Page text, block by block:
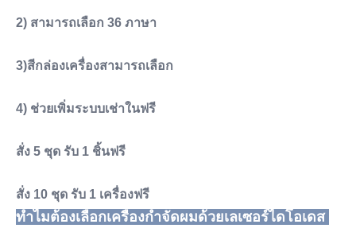
2) สามารถเลือก 36 ภาษา
3)สีกล่องเครื่องสามารถเลือก
4) ช่วยเพิ่มระบบเช่าในฟรี
สั่ง 5 ชุด รับ 1 ชิ้นฟรี
สั่ง 10 ชุด รับ 1 เครื่องฟรี
ทําไมต้องเลือกเครื่องกําจัดผมด้วยเลเซอร์ไดโอเดส